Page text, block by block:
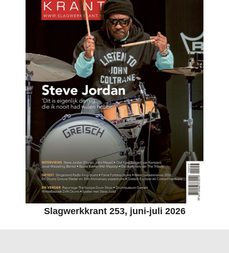
Slagwerkkrant 253, juni-juli 2026